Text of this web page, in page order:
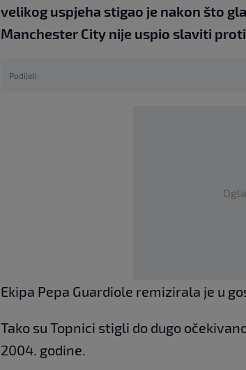
velikog uspjeha stigao je nakon što
Manchester City nije uspio slaviti
Podijeli
Ekipa Pepa Guardiole remizirala je u
Tako su Topnici stigli do dugo
2004. godine.